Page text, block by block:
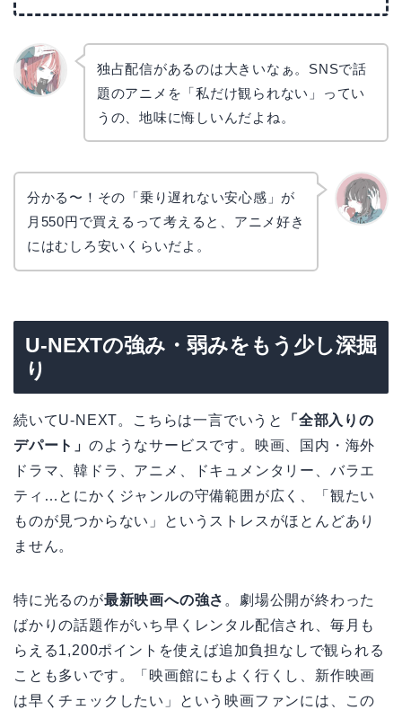
独占配信があるのは大きいなぁ。SNSで話
題のアニメを「私だけ観られない」ってい
うの、地味に悔しいんだよね。
分かる〜！その「乗り遅れない安心感」が
月550円で買えるって考えると、アニメ好き
にはむしろ安いくらいだよ。
U-NEXTの強み・弱みをもう少し深掘
り
続いてU-NEXT。こちらは一言でいうと
「全部入りの
デパート」 のようなサービスです。映画、国内・海外
ドラマ、韓ドラ、アニメ、ドキュメンタリー、バラエ
ティ…とにかくジャンルの守備範囲が広く、「観たい
ものが見つからない」というストレスがほとんどあり
ません。
特に光るのが最新映画への強さ 。劇場公開が終わった
ばかりの話題作がいち早くレンタル配信され、毎月も
らえる1,200ポイントを使えば追加負担なしで観られる
ことも多いです。「映画館にもよく行くし、新作映画
は早くチェックしたい」という映画ファンには、この